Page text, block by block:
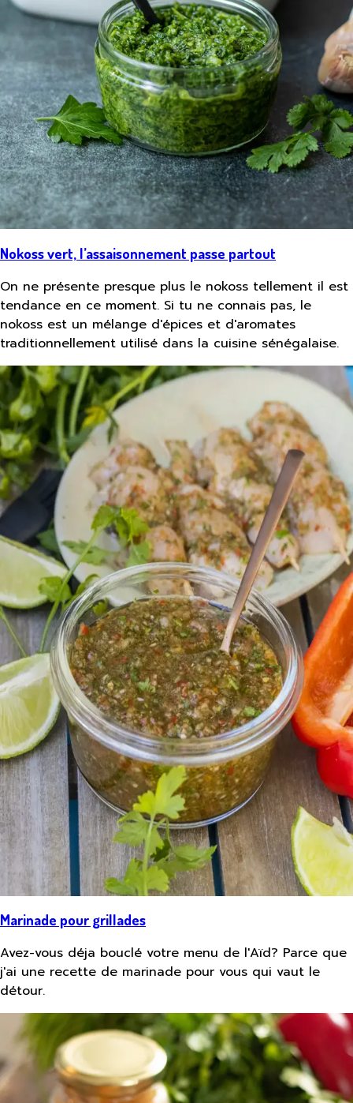
Nokoss vert, l’assaisonnement passe partout
On ne présente presque plus le nokoss tellement il est
tendance en ce moment. Si tu ne connais pas, le
nokoss est un mélange d'épices et d'aromates
traditionnellement utilisé dans la cuisine sénégalaise.
Marinade pour grillades
Avez-vous déja bouclé votre menu de l'Aïd? Parce que
j'ai une recette de marinade pour vous qui vaut le
détour.